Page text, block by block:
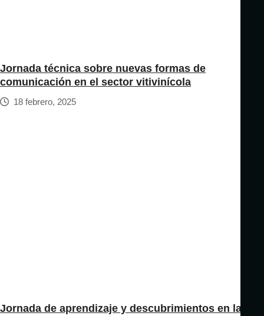
Jornada técnica sobre nuevas formas de
comunicación en el sector vitivinícola
18 febrero, 2025
Jornada de aprendizaje y descubrimientos en la